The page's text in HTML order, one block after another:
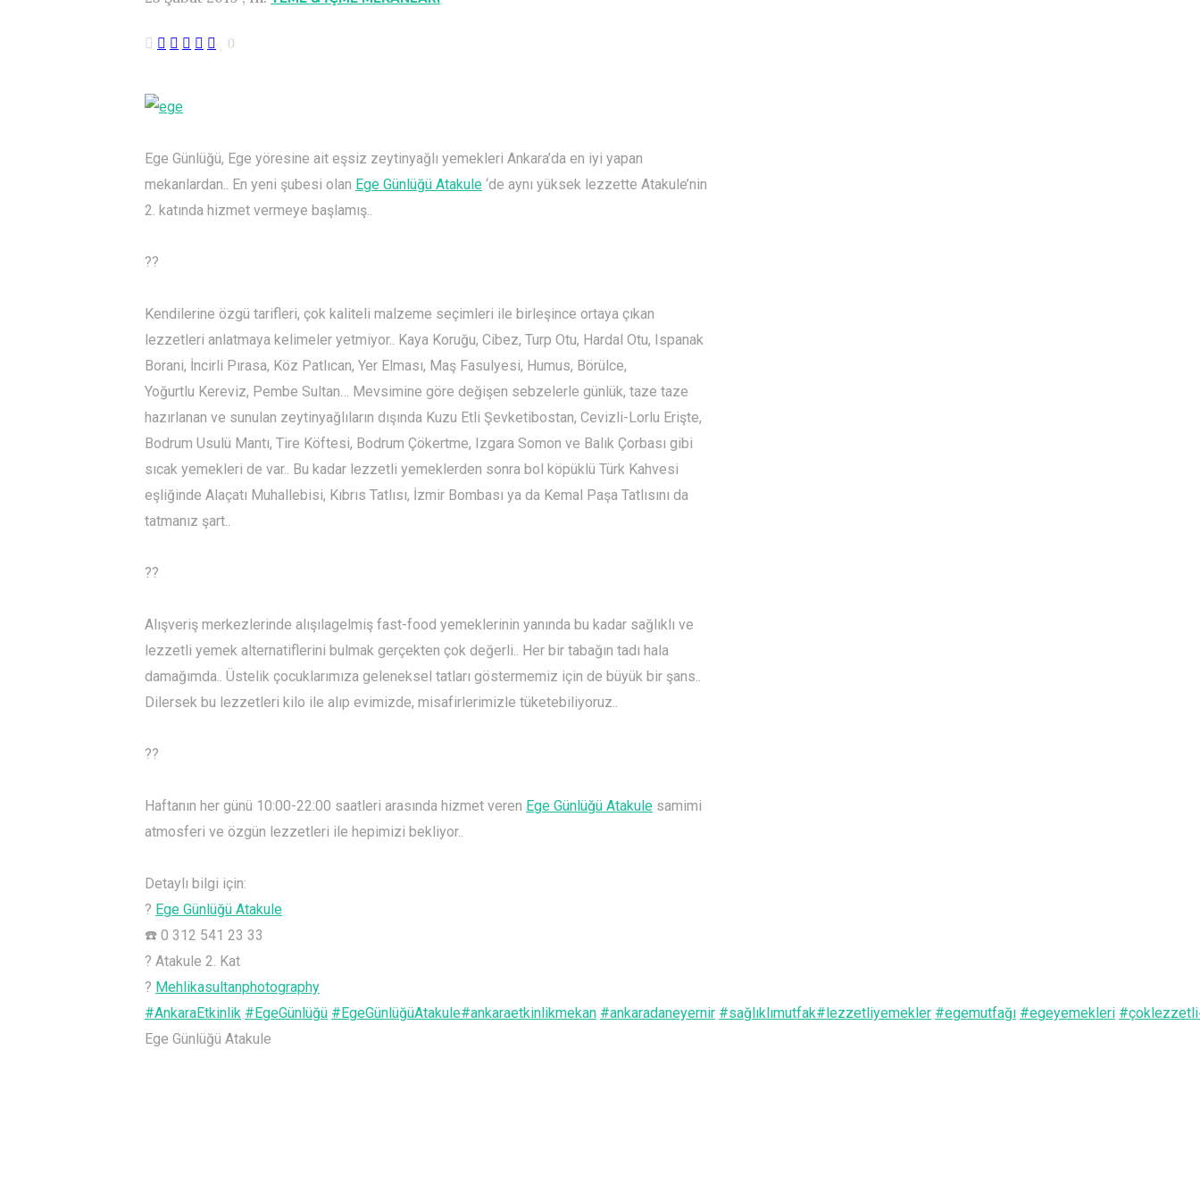
0
Ege Günlüğü, Ege yöresine ait eşsiz zeytinyağlı yemekleri Ankara’da en iyi yapan
mekanlardan.. En yeni şubesi olan Ege Günlüğü Atakule ‘de aynı yüksek lezzette Atakule’nin
2. katında hizmet vermeye başlamış..
??
Kendilerine özgü tarifleri, çok kaliteli malzeme seçimleri ile birleşince ortaya çıkan
lezzetleri anlatmaya kelimeler yetmiyor.. Kaya Koruğu, Cibez, Turp Otu, Hardal Otu, Ispanak
Borani, İncirli Pırasa, Köz Patlıcan, Yer Elması, Maş Fasulyesi, Humus, Börülce,
Yoğurtlu Kereviz, Pembe Sultan… Mevsimine göre değişen sebzelerle günlük, taze taze
hazırlanan ve sunulan zeytinyağlıların dışında Kuzu Etli Şevketibostan, Cevizli-Lorlu Erişte,
Bodrum Usulü Mantı, Tire Köftesi, Bodrum Çökertme, Izgara Somon ve Balık Çorbası gibi
sıcak yemekleri de var.. Bu kadar lezzetli yemeklerden sonra bol köpüklü Türk Kahvesi
eşliğinde Alaçatı Muhallebisi, Kıbrıs Tatlısı, İzmir Bombası ya da Kemal Paşa Tatlısını da
tatmanız şart..
??
Alışveriş merkezlerinde alışılagelmiş fast-food yemeklerinin yanında bu kadar sağlıklı ve
lezzetli yemek alternatiflerini bulmak gerçekten çok değerli.. Her bir tabağın tadı hala
damağımda.. Üstelik çocuklarımıza geleneksel tatları göstermemiz için de büyük bir şans..
Dilersek bu lezzetleri kilo ile alıp evimizde, misafirlerimizle tüketebiliyoruz..
??
Haftanın her günü 10:00-22:00 saatleri arasında hizmet veren Ege Günlüğü Atakule samimi
atmosferi ve özgün lezzetleri ile hepimizi bekliyor..
Detaylı bilgi için:
? Ege Günlüğü Atakule
☎️ 0 312 541 23 33
? Atakule 2. Kat
? Mehlikasultanphotography
#AnkaraEtkinlik #EgeGünlüğü #EgeGünlüğüAtakule#ankaraetkinlikmekan #ankaradaneyernir #sağlıklımutfak#lezzetliyemekler #egemutfağı #egeyemekleri #çoklezzetli
Ege Günlüğü Atakule